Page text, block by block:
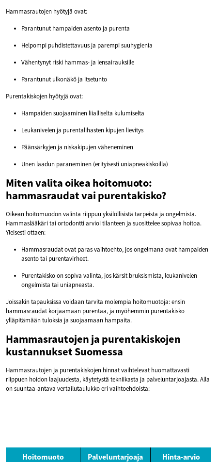
Hammasrautojen hyötyjä ovat:
Parantunut hampaiden asento ja purenta
Helpompi puhdistettavuus ja parempi suuhygienia
Vähentynyt riski hammas- ja iensairauksille
Parantunut ulkonäkö ja itsetunto
Purentakiskojen hyötyjä ovat:
Hampaiden suojaaminen liialliselta kulumiselta
Leukanivelen ja purentalihasten kipujen lievitys
Päänsärkyjen ja niskakipujen väheneminen
Unen laadun paraneminen (erityisesti uniapneakiskoilla)
Miten valita oikea hoitomuoto:
hammasraudat vai purentakisko?
Oikean hoitomuodon valinta riippuu yksilöllisistä tarpeista ja ongelmista.
Hammaslääkäri tai ortodontti arvioi tilanteen ja suosittelee sopivaa hoitoa.
Yleisesti ottaen:
Hammasraudat ovat paras vaihtoehto, jos ongelmana ovat hampaiden
asento tai purentavirheet.
Purentakisko on sopiva valinta, jos kärsit bruksismista, leukanivelen
ongelmista tai uniapneasta.
Joissakin tapauksissa voidaan tarvita molempia hoitomuotoja: ensin
hammasraudat korjaamaan purentaa, ja myöhemmin purentakisko
ylläpitämään tuloksia ja suojaamaan hampaita.
Hammasrautojen ja purentakiskojen
kustannukset Suomessa
Hammasrautojen ja purentakiskojen hinnat vaihtelevat huomattavasti
riippuen hoidon laajuudesta, käytetystä tekniikasta ja palveluntarjoajasta. Alla
on suuntaa-antava vertailutaulukko eri vaihtoehdoista:
Hoitomuoto Palveluntarjoaja Hinta-arvio